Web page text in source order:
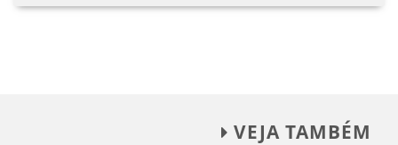
VEJA TAMBÉM